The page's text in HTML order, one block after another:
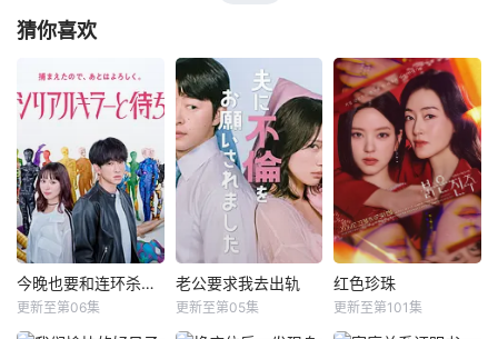
猜你喜欢
今晚也要和连环杀手约会
更新至第06集
老公要求我去出轨
更新至第05集
红色珍珠
更新至第101集